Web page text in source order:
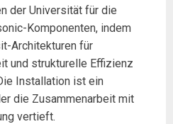
der Universität für die
Komponenten, indem
Architekturen für
und strukturelle Effizienz
Installation ist ein
die Zusammenarbeit mit
vertieft.